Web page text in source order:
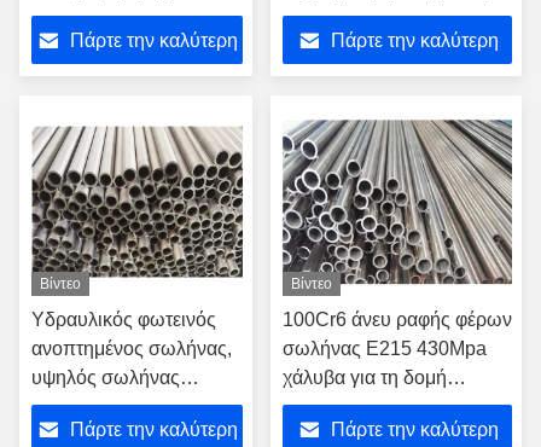
στο κρύο ενωμένοι
στενά σωλήνες DIN2391
Πάρτε την καλύτερη
κατασκευή σκαφών
Πάρτε την καλύτερη
Βίντεο
Υδραυλικός φωτεινός
ανοπτημένος σωλήνας,
υψηλός σωλήνας
χάλυβα σταθερότητας
ενωμένος στενά E355
Πάρτε την καλύτερη
Βίντεο
100Cr6 άνευ ραφής φέρων
σωλήνας E215 430Mpa
χάλυβα για τη δομή
πολιτικού μηχανικού
έργωνΠάρτε την καλύτερη